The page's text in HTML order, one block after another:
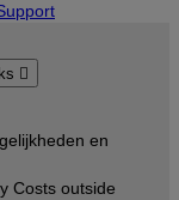

en
Costs outside